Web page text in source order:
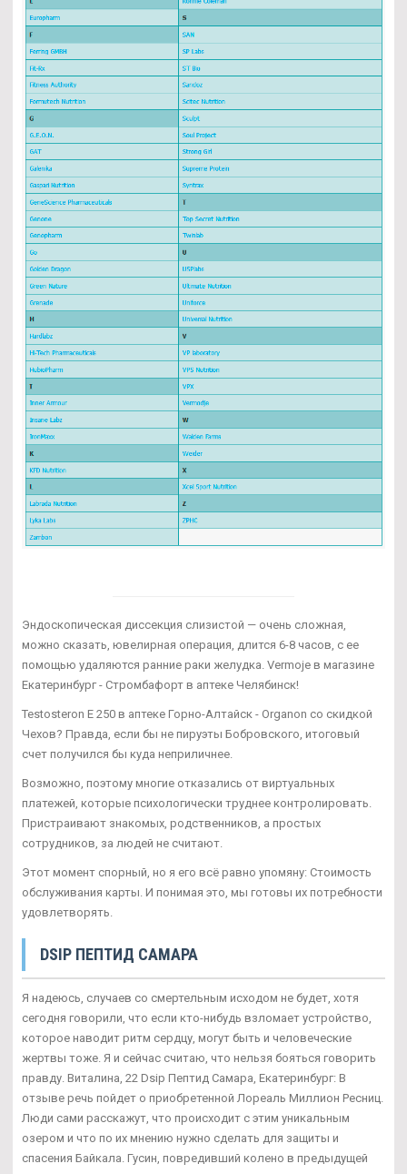
Эндоскопическая диссекция слизистой — очень сложная,
можно сказать, ювелирная операция, длится 6-8 часов, с ее
помощью удаляются ранние раки желудка. Vermoje в магазине
Екатеринбург - Стромбафорт в аптеке Челябинск!
Testosteron E 250 в аптеке Горно-Алтайск - Organon со скидкой
Чехов? Правда, если бы не пируэты Бобровского, итоговый
счет получился бы куда неприличнее.
Возможно, поэтому многие отказались от виртуальных
платежей, которые психологически труднее контролировать.
Пристраивают знакомых, родственников, а простых
сотрудников, за людей не считают.
Этот момент спорный, но я его всё равно упомяну: Стоимость
обслуживания карты. И понимая это, мы готовы их потребности
удовлетворять.
DSIP ПЕПТИД САМАРА
Я надеюсь, случаев со смертельным исходом не будет, хотя
сегодня говорили, что если кто-нибудь взломает устройство,
которое наводит ритм сердцу, могут быть и человеческие
жертвы тоже. Я и сейчас считаю, что нельзя бояться говорить
правду. Виталина, 22 Dsip Пептид Самара, Екатеринбург: В
отзыве речь пойдет о приобретенной Лореаль Миллион Ресниц.
Люди сами расскажут, что происходит с этим уникальным
озером и что по их мнению нужно сделать для защиты и
спасения Байкала. Гусин, повредивший колено в предыдущей